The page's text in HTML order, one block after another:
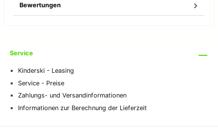
Bewertungen
Service
Kinderski - Leasing
Service - Preise
Zahlungs- und Versandinformationen
Informationen zur Berechnung der Lieferzeit